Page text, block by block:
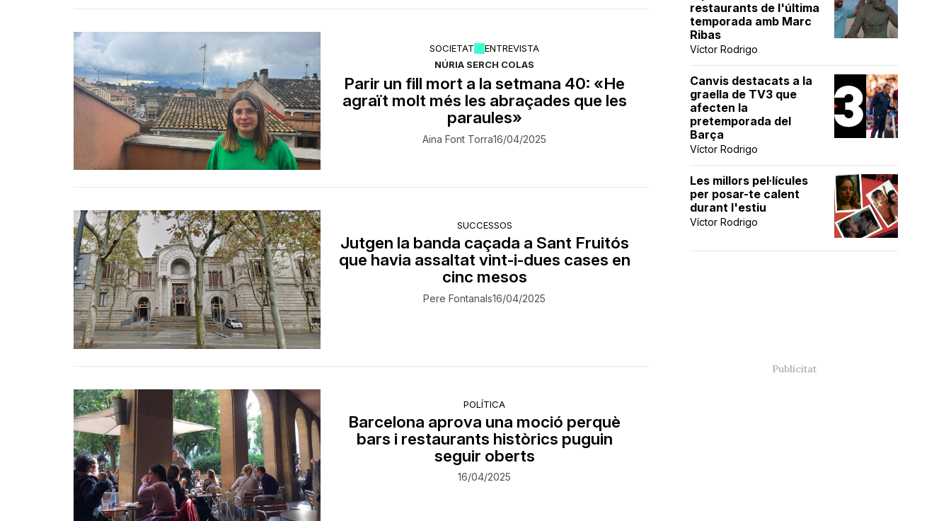
SOCIETAT
ENTREVISTA
NÚRIA SERCH COLAS
Parir un fill mort a la setmana 40: «He
agraït molt més les abraçades que les
paraules»
Aina Font Torra16/04/2025
SUCCESSOS
Jutgen la banda caçada a Sant Fruitós
que havia assaltat vint-i-dues cases en
cinc mesos
Pere Fontanals16/04/2025
POLÍTICA
Barcelona aprova una moció perquè
bars i restaurants històrics puguin
seguir oberts
16/04/2025
restaurants de l'última
temporada amb Marc
Ribas
Víctor Rodrigo
Canvis destacats a la
graella de TV3 que
afecten la
pretemporada del
Barça
Víctor Rodrigo
Les millors pel·lícules
per posar-te calent
durant l'estiu
Víctor Rodrigo